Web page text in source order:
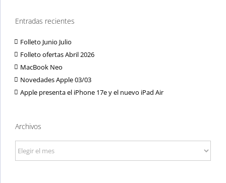
Entradas recientes
Folleto Junio Julio
Folleto ofertas Abril 2026
MacBook Neo
Novedades Apple 03/03
Apple presenta el iPhone 17e y el nuevo iPad Air
Archivos
Archivos